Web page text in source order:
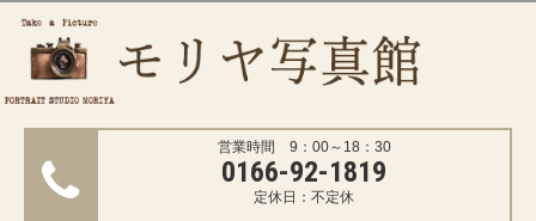
営業時間 9：00～18：30
0166-92-1819
定休日：不定休